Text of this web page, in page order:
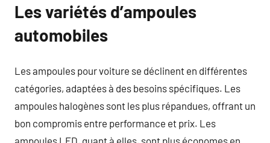
Les variétés d’ampoules
automobiles
Les ampoules pour voiture se déclinent en différentes
catégories, adaptées à des besoins spécifiques. Les
ampoules halogènes sont les plus répandues, offrant un
bon compromis entre performance et prix. Les
ampoules LED, quant à elles, sont plus économes en